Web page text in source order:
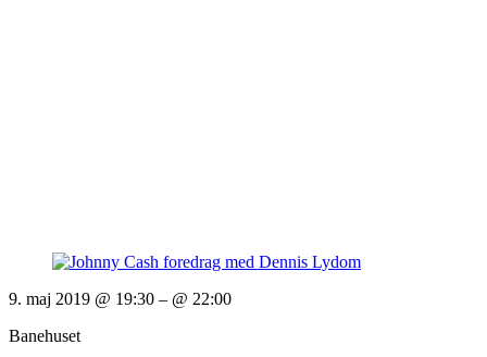
9. maj 2019 @ 19:30 – @ 22:00
Banehuset